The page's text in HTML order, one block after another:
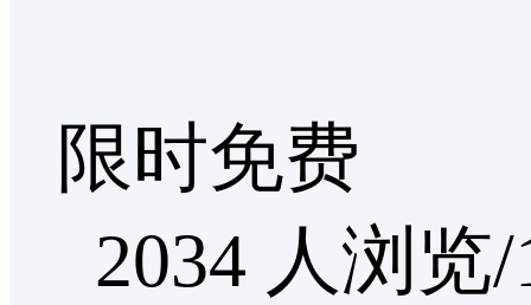
限时免费
2034 人浏览/